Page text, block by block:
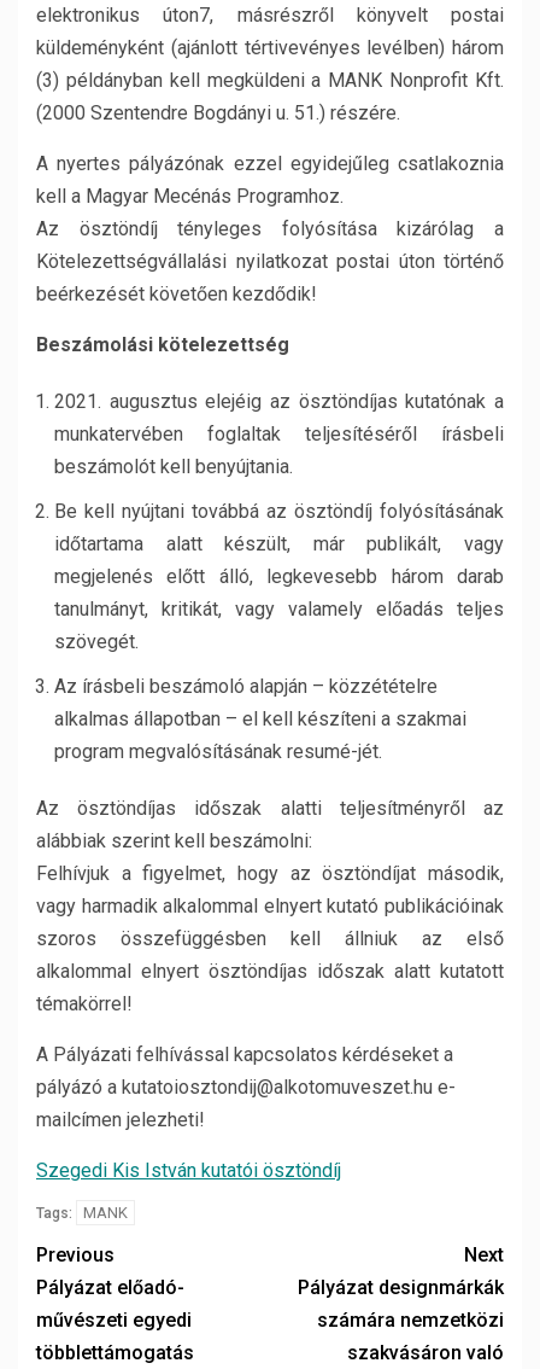
elektronikus úton7, másrészről könyvelt postai
küldeményként (ajánlott tértivevényes levélben) három
(3) példányban kell megküldeni a MANK Nonprofit Kft.
(2000 Szentendre Bogdányi u. 51.) részére.
A nyertes pályázónak ezzel egyidejűleg csatlakoznia
kell a Magyar Mecénás Programhoz.
Az ösztöndíj tényleges folyósítása kizárólag a
Kötelezettségvállalási nyilatkozat postai úton történő
beérkezését követően kezdődik!
Beszámolási kötelezettség
2021. augusztus elejéig az ösztöndíjas kutatónak a
munkatervében foglaltak teljesítéséről írásbeli
beszámolót kell benyújtania.
Be kell nyújtani továbbá az ösztöndíj folyósításának
időtartama alatt készült, már publikált, vagy
megjelenés előtt álló, legkevesebb három darab
tanulmányt, kritikát, vagy valamely előadás teljes
szövegét.
Az írásbeli beszámoló alapján – közzétételre
alkalmas állapotban – el kell készíteni a szakmai
program megvalósításának resumé-jét.
Az ösztöndíjas időszak alatti teljesítményről az
alábbiak szerint kell beszámolni:
Felhívjuk a figyelmet, hogy az ösztöndíjat második,
vagy harmadik alkalommal elnyert kutató publikációinak
szoros összefüggésben kell állniuk az első
alkalommal elnyert ösztöndíjas időszak alatt kutatott
témakörrel!
A Pályázati felhívással kapcsolatos kérdéseket a
pályázó a kutatoiosztondij@alkotomuveszet.hu e-
mailcímen jelezheti!
Szegedi Kis István kutatói ösztöndíj
Tags: MANK
Previous
Pályázat előadó-
művészeti egyedi
többlettámogatás
Next
Pályázat designmárkák
számára nemzetközi
szakvásáron való